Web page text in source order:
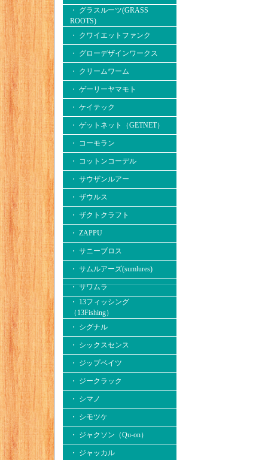
・ グラスルーツ(GRASS
ROOTS)
・ クワイエットファンク
・ グローデザインワークス
・ クリームワーム
・ ゲーリーヤマモト
・ ケイテック
・ ゲットネット（GETNET）
・ コーモラン
・ コットンコーデル
・ サウザンルアー
・ ザウルス
・ ザクトクラフト
・ ZAPPU
・ サニーブロス
・ サムルアーズ(sumlures)
・ サワムラ
・ 13フィッシング
（13Fishing）
・ シグナル
・ シックスセンス
・ ジップベイツ
・ ジークラック
・ シマノ
・ シモツケ
・ ジャクソン（Qu-on）
・ ジャッカル